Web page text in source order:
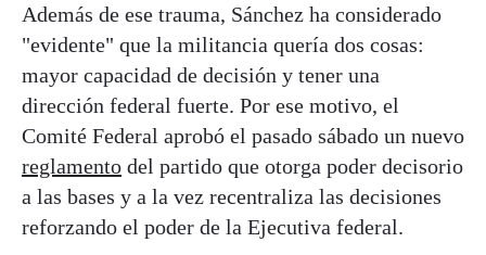
Además de ese trauma, Sánchez ha considerado
"evidente" que la militancia quería dos cosas:
mayor capacidad de decisión y tener una
dirección federal fuerte. Por ese motivo, el
Comité Federal aprobó el pasado sábado un nuevo
reglamento del partido que otorga poder decisorio
a las bases y a la vez recentraliza las decisiones
reforzando el poder de la Ejecutiva federal.